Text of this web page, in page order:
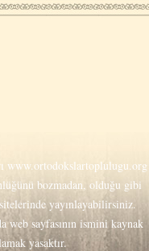
www.ortodokslartoplulugu.org
bozmadan, olduğu gibi
yayınlayabilirsiniz.
web sayfasının ismini kaynak
yasaktır.